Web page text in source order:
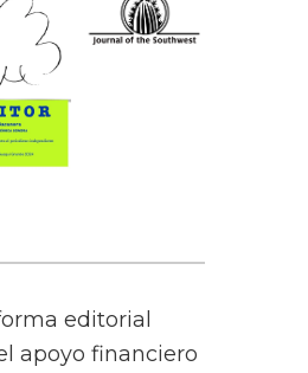
editorial
apoyo financiero